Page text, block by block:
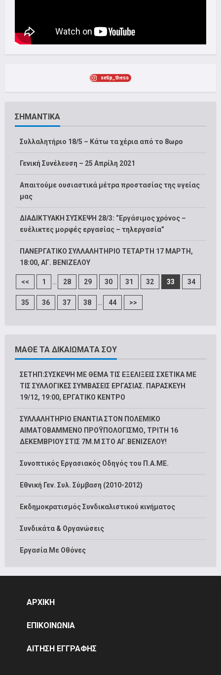
setip_thess
ΣΗΜΑΝΤΙΚΑ
Συλλαλητήριο 18/5 – Κάτω τα χέρια από το 8ωρο
Γενική Συνέλευση – 25 Απρίλη 2021
Απαιτούμε ουσιαστικά μέτρα προστασίας της υγείας
μας
ΔΙΑΔΙΚΤΥΑΚΗ ΣΥΣΚΕΨΗ 28/3: “Εργάσιμος χρόνος –
ευέλικτες μορφές εργασίας – τηλεργασία”
ΠΑΝΕΡΓΑΤΙΚΟ ΣΥΛΛΑΛΗΤΗΡΙΟ ΤΕΤΑΡΤΗ 17 ΜΑΡΤΗ,
18:00, ΑΓ. ΒΕΝΙΖΕΛΟΥ
<< 1 ... 28 29 30 31 32 33 34
35 36 37 38 ... 44 >>
ΜΑΘΕ ΤΑ ΔΙΚΑΙΩΜΑΤΑ ΣΟΥ
ΣΕΤΗΠ:ΣΥΣΚΕΨΗ ΜΕ ΘΕΜΑ ΤΙΣ ΕΞΕΛΙΞΕΙΣ ΣΧΕΤΙΚΑ ΜΕ
ΤΙΣ ΣΥΛΛΟΓΙΚΕΣ ΣΥΜΒΑΣΕΙΣ ΕΡΓΑΣΙΑΣ. ΠΑΡΑΣΚΕΥΗ
19/12, 19:00, ΕΡΓΑΤΙΚΟ ΚΕΝΤΡΟ
ΣΥΛΛΑΛΗΤΗΡΙΟ ΕΝΑΝΤΙΑ ΣΤΟΝ ΠΟΛΕΜΙΚΟ
ΑΙΜΑΤΟΒΑΜΜΕΝΟ ΠΡΟΫΠΟΛΟΓΙΣΜΟ, ΤΡΙΤΗ 16
ΔΕΚΕΜΒΡΙΟΥ ΣΤΙΣ 7Μ.Μ ΣΤΟ ΑΓ.ΒΕΝΙΖΕΛΟΥ!
Συνοπτικός Εργασιακός Οδηγός του Π.Α.ΜΕ.
Εθνική Γεν. Συλ. Σύμβαση (2010-2012)
Εκδημοκρατισμός Συνδικαλιστικού κινήματος
Συνδικάτα & Οργανώσεις
Εργασία Με Οθόνες
ΑΡΧΙΚΗ
ΕΠΙΚΟΙΝΩΝΙΑ
ΑΙΤΗΣΗ ΕΓΓΡΑΦΗΣ